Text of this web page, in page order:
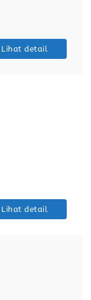
Lihat detail
Lihat detail